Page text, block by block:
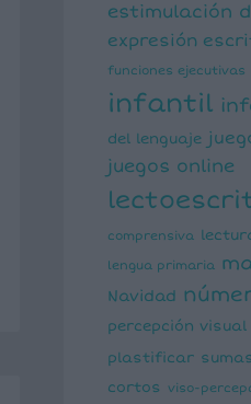
estimulación
expresión
funciones ejecutivas
infantil
del lenguaje
juegos online
comprensiva
lengua primaria
Navidad
percepción visual
plastificar sumas
cortos
viso-